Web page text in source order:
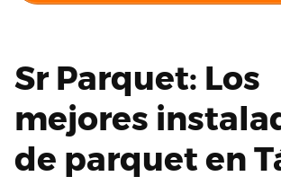
Sr Parquet: Los
mejores
de parquet en